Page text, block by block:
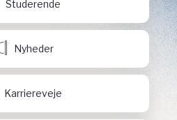
Studerende
Nyheder
Karriereveje